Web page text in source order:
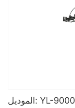
الموديل: YL-9000QSY ماكينة كي ملابس أوتوماتيكية